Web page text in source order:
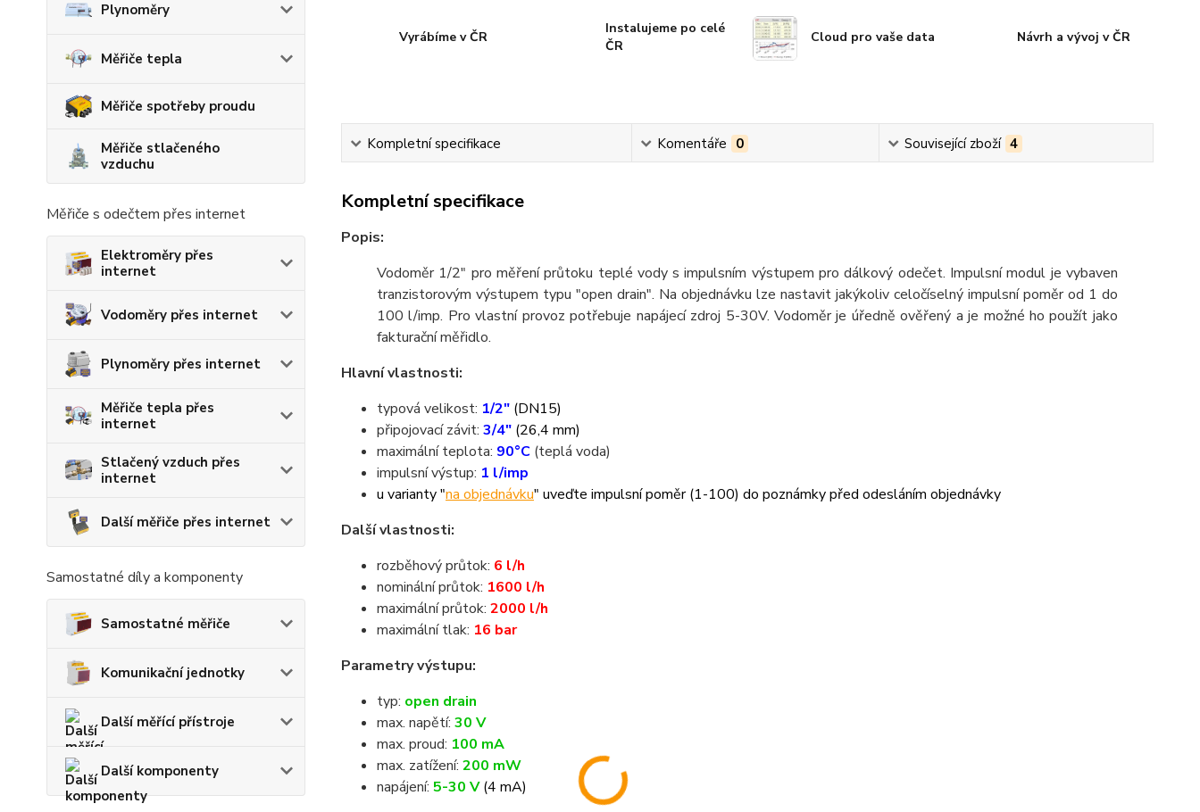
Plynoměry
Měřiče tepla
Měřiče spotřeby proudu
Měřiče stlačeného
vzduchu
Měřiče s odečtem přes internet
Elektroměry přes
internet
Vodoměry přes internet
Plynoměry přes internet
Měřiče tepla přes
internet
Stlačený vzduch přes
internet
Další měřiče přes internet
Samostatné díly a komponenty
Samostatné měřiče
Komunikační jednotky
Další měřící přístroje
Další komponenty
Vyrábíme v ČR
Instalujeme po celé
ČR
Cloud pro vaše data Návrh a vývoj v ČR
Kompletní specifikace Komentáře 0 Související zboží 4
Kompletní specifikace
Popis:
Vodoměr 1/2" pro měření průtoku teplé vody s impulsním výstupem pro dálkový odečet. Impulsní modul je vybaven
tranzistorovým výstupem typu "open drain". Na objednávku lze nastavit jakýkoliv celočíselný impulsní poměr od 1 do
100 l/imp. Pro vlastní provoz potřebuje napájecí zdroj 5-30V. Vodoměr je úředně ověřený a je možné ho použít jako
fakturační měřidlo.
Hlavní vlastnosti:
typová velikost: 1/2"(DN15)
připojovací závit: 3/4"(26,4 mm)
maximální teplota: 90°C(teplá voda)
impulsní výstup: 1 l/imp
u varianty "na objednávku" uveďte impulsní poměr (1-100) do poznámky před odesláním objednávky
Další vlastnosti:
rozběhový průtok: 6 l/h
nominální průtok: 1600 l/h
maximální průtok: 2000 l/h
maximální tlak: 16 bar
Parametry výstupu:
typ: open drain
max. napětí: 30 V
max. proud: 100 mA
max. zatížení: 200 mW
napájení: 5-30 V(4 mA)